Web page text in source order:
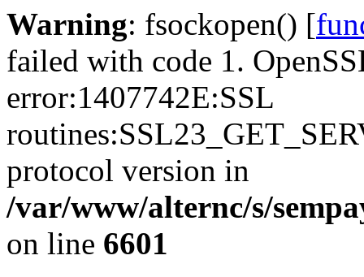
Warning: fsockopen() [
failed with code 1.
error:1407742E:SSL
protocol version in
/var/www/alternc/s/
on line 6601